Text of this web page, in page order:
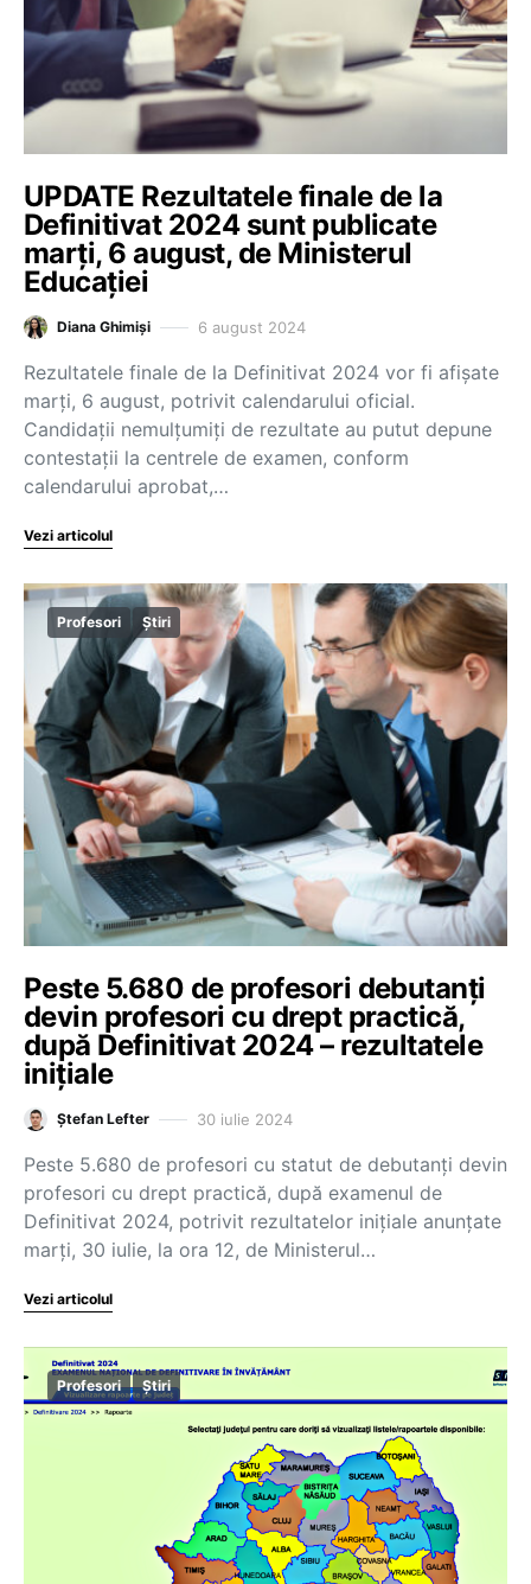
UPDATE Rezultatele finale de la
Definitivat 2024 sunt publicate
marți, 6 august, de Ministerul
Educației
Diana Ghimiși 6 august 2024
Rezultatele finale de la Definitivat 2024 vor fi afișate
marți, 6 august, potrivit calendarului oficial.
Candidații nemulțumiți de rezultate au putut depune
contestații la centrele de examen, conform
calendarului aprobat,…
Vezi articolul
Profesori Știri
Peste 5.680 de profesori debutanți
devin profesori cu drept practică,
după Definitivat 2024 – rezultatele
inițiale
Ștefan Lefter 30 iulie 2024
Peste 5.680 de profesori cu statut de debutanți devin
profesori cu drept practică, după examenul de
Definitivat 2024, potrivit rezultatelor inițiale anunțate
marți, 30 iulie, la ora 12, de Ministerul…
Vezi articolul
Profesori Știri